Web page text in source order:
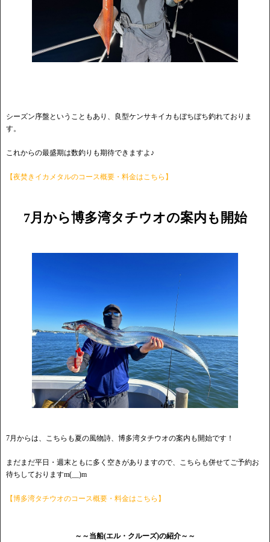
シーズン序盤ということもあり、良型ケンサキイカもぼちぼち釣れておりま
す。
これからの最盛期は数釣りも期待できますよ♪
【夜焚きイカメタルのコース概要・料金はこちら】
7月から博多湾タチウオの案内も開始
7月からは、こちらも夏の風物詩、博多湾タチウオの案内も開始です！
まだまだ平日・週末ともに多く空きがありますので、こちらも併せてご予約お
待ちしておりますm(__)m
【博多湾タチウオのコース概要・料金はこちら】
～～当船(エル・クルーズ)の紹介～～